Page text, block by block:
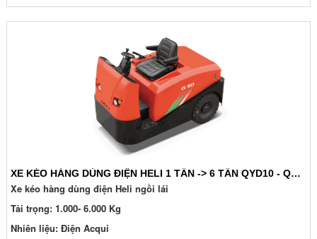
XE KÉO HÀNG DÙNG ĐIỆN HELI 1 TẤN -> 6 TẤN QYD10 - QYD60
Xe kéo hàng dùng điện Heli ngồi lái
Tải trọng: 1.000- 6.000 Kg
Nhiên liệu: Điện Acqui